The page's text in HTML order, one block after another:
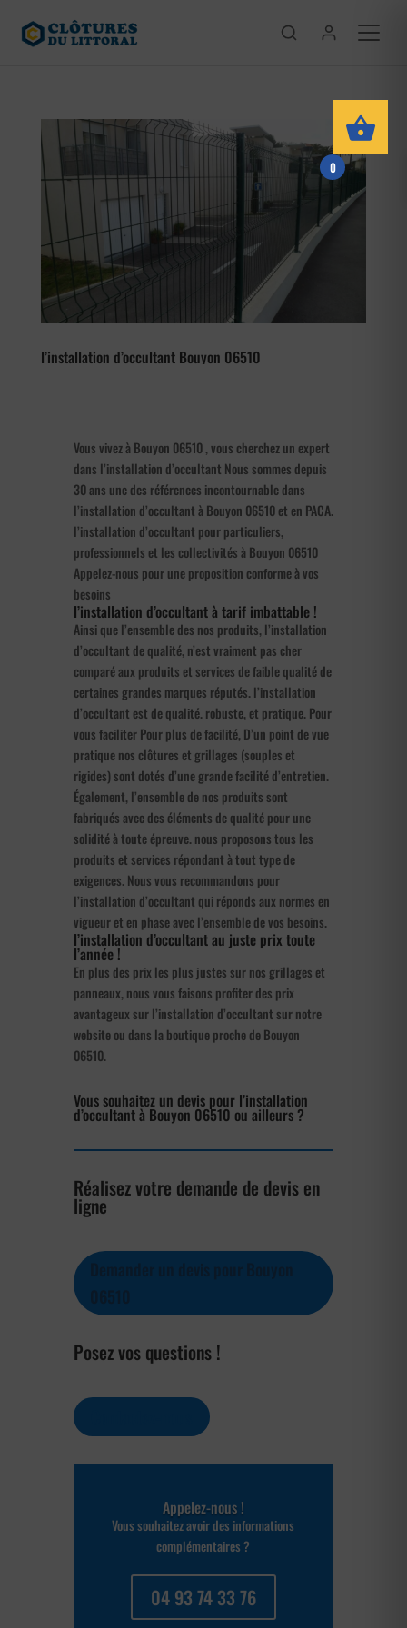
l’installation d’occultant Bouyon 06510
Vous vivez à Bouyon 06510 , vous cherchez un expert
dans l’installation d’occultant Nous sommes depuis
30 ans une des références incontournable dans
l’installation d’occultant à Bouyon 06510 et en PACA.
l’installation d’occultant pour particuliers,
professionnels et les collectivités à Bouyon 06510
Appelez-nous pour une proposition conforme à vos
besoins
l’installation d’occultant à tarif imbattable !
Ainsi que l’ensemble des nos produits, l’installation
d’occultant de qualité, n’est vraiment pas cher
comparé aux produits et services de faible qualité de
certaines grandes marques réputés. l’installation
d’occultant est de qualité. robuste, et pratique. Pour
vous faciliter Pour plus de facilité, D’un point de vue
pratique nos clôtures et grillages (souples et
rigides) sont dotés d’une grande facilité d’entretien.
Également, l’ensemble de nos produits sont
fabriqués avec des éléments de qualité pour une
solidité à toute épreuve. nous proposons tous les
produits et services répondant à tout type de
exigences. Nous vous recommandons pour
l’installation d’occultant qui réponds aux normes en
vigueur et en phase avec l’ensemble de vos besoins.
l’installation d’occultant au juste prix toute
l’année !
En plus des prix les plus justes sur nos grillages et
panneaux, nous vous faisons profiter des prix
avantageux sur l’installation d’occultant sur notre
website ou dans la boutique proche de Bouyon
06510.
Vous souhaitez un devis pour l’installation
d’occultant à Bouyon 06510 ou ailleurs ?
Réalisez votre demande de devis en
ligne
Posez vos questions !
Appelez-nous !
Vous souhaitez avoir des informations
complémentaires ?
04 93 74 33 76
0